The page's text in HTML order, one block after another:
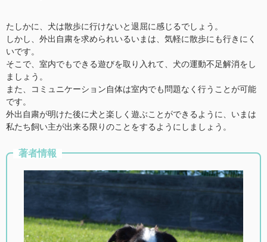
たしかに、犬は散歩に行けないと退屈に感じるでしょう。
しかし、外出自粛を求められいるいまは、気軽に散歩にも行きにく
いです。
そこで、室内でもできる遊びを取り入れて、犬の運動不足解消をし
ましょう。
また、コミュニケーション自体は室内でも問題なく行うことが可能
です。
外出自粛が明けた後に犬と楽しく遊ぶことができるように、いまは
私たち飼い主が出来る限りのことをするようにしましょう。
著者情報